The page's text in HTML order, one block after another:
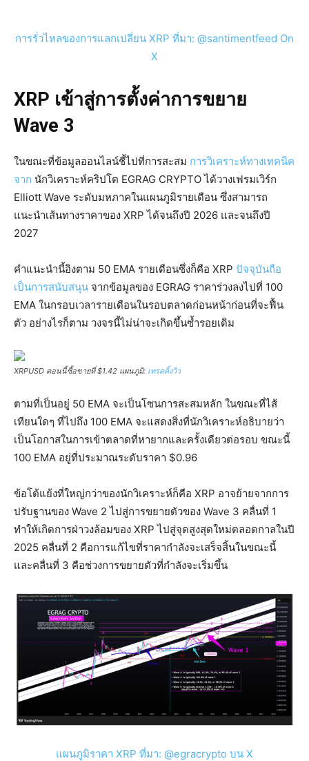
การรั่วไหลของการแลกเปลี่ยน XRP ที่มา: @santimentfeed On
X
XRP เข้าสู่การตั้งค่าการขยาย
Wave 3
ในขณะที่ข้อมูลออนไลน์ชี้ไปที่การสะสม การวิเคราะห์ทางเทคนิค
จาก นักวิเคราะห์คริปโต EGRAG CRYPTO ได้วางเฟรมเวิร์ก
Elliott Wave ระดับมหภาคในแผนภูมิรายเดือน ซึ่งสามารถ
แนะนำเส้นทางราคาของ XRP ได้จนถึงปี 2026 และจนถึงปี
2027
คำแนะนำนี้อิงตาม 50 EMA รายเดือนซึ่งก็คือ XRP ปัจจุบันถือ
เป็นการสนับสนุน จากข้อมูลของ EGRAG ราคาร่วงลงไปที่ 100
EMA ในกรอบเวลารายเดือนในรอบตลาดก่อนหน้าก่อนที่จะฟื้น
ตัว อย่างไรก็ตาม วงจรนี้ไม่น่าจะเกิดขึ้นซ้ำรอยเดิม
XRPUSD ตอนนี้ซื้อขายที่ $1.42 แผนภูมิ: เทรดดิ้งวิว
ตามที่เป็นอยู่ 50 EMA จะเป็นโซนการสะสมหลัก ในขณะที่ไส้
เทียนใดๆ ที่ไปถึง 100 EMA จะแสดงสิ่งที่นักวิเคราะห์อธิบายว่า
เป็นโอกาสในการเข้าตลาดที่หายากและครั้งเดียวต่อรอบ ขณะนี้
100 EMA อยู่ที่ประมาณระดับราคา $0.96
ข้อโต้แย้งที่ใหญ่กว่าของนักวิเคราะห์ก็คือ XRP อาจย้ายจากการ
ปรับฐานของ Wave 2 ไปสู่การขยายตัวของ Wave 3 คลื่นที่ 1
ทำให้เกิดการฝ่าวงล้อมของ XRP ไปสู่จุดสูงสุดใหม่ตลอดกาลในปี
2025 คลื่นที่ 2 คือการแก้ไขที่ราคากำลังจะเสร็จสิ้นในขณะนี้
และคลื่นที่ 3 คือช่วงการขยายตัวที่กำลังจะเริ่มขึ้น
แผนภูมิราคา XRP ที่มา: @egracrypto บน X